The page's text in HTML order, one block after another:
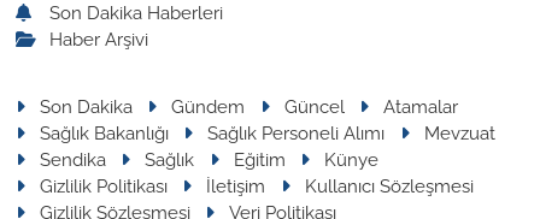
Son Dakika Haberleri
Haber Arşivi
Son Dakika Gündem Güncel
Atamalar
Sağlık Bakanlığı
Sağlık Personeli Alımı
Mevzuat
Sendika
Sağlık Eğitim
Künye
Gizlilik Politikası
İletişim
Kullanıcı Sözleşmesi
Gizlilik Sözleşmesi
Veri Politikası